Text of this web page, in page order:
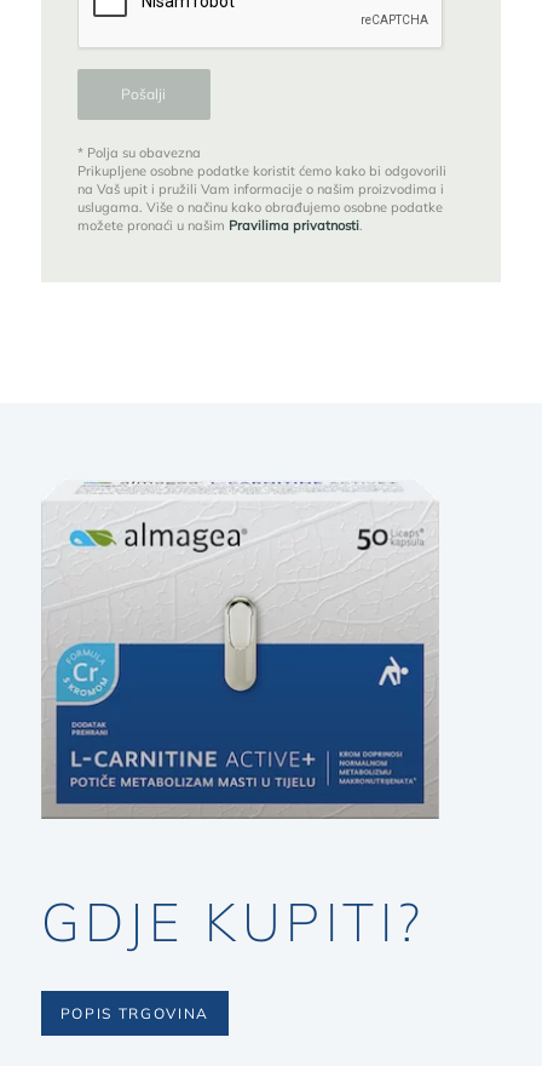
* Polja su obavezna
Prikupljene osobne podatke koristit ćemo kako bi odgovorili
na Vaš upit i pružili Vam informacije o našim proizvodima i
uslugama. Više o načinu kako obrađujemo osobne podatke
možete pronaći u našim Pravilima privatnosti.
GDJE KUPITI?
POPIS TRGOVINA